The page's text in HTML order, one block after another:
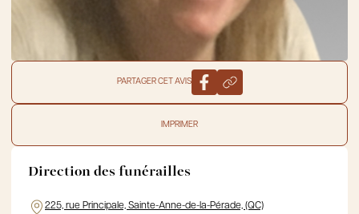
PARTAGER CET AVIS
IMPRIMER
Direction des funérailles
225, rue Principale, Sainte-Anne-de-la-Pérade, (QC)